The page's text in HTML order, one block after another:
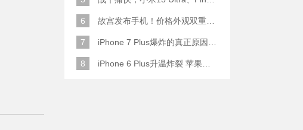
6 故宫发布手机！价格外观双重逆天！
7 iPhone 7 Plus爆炸的真正原因原来是这样
8 iPhone 6 Plus升温炸裂 苹果赔了一部全新的